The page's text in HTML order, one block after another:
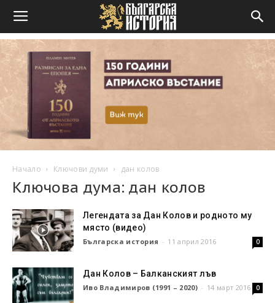
Начало Ключови думи дан колов
Ключова дума: дан колов
Легендата за Дан Колов и родното му
място (видео)
Българска история - 11 април 2016 0
Дан Колов – Балканският лъв
Иво Владимиров (1991 – 2020) - 14 март 2016 0